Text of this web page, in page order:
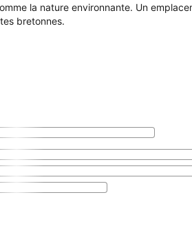
la nature environnante. Un
bretonnes.